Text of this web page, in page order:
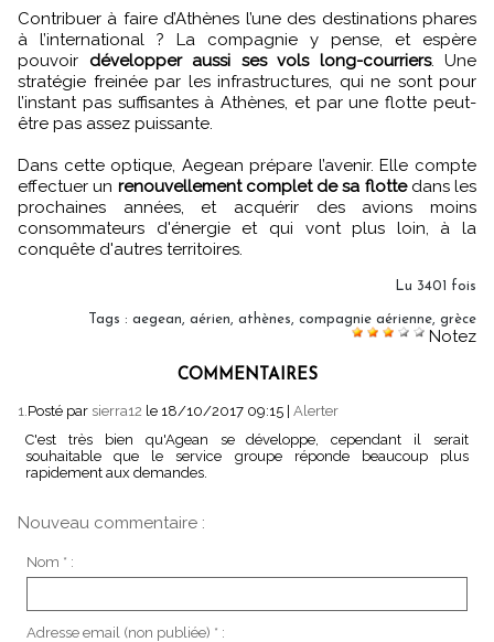
Contribuer à faire d’Athènes l’une des destinations phares
à l’international ? La compagnie y pense, et espère
pouvoir développer aussi ses vols long-courriers. Une
stratégie freinée par les infrastructures, qui ne sont pour
l’instant pas suffisantes à Athènes, et par une flotte peut-
être pas assez puissante.
Dans cette optique, Aegean prépare l’avenir. Elle compte
effectuer un renouvellement complet de sa flottedans les
prochaines années, et acquérir des avions moins
consommateurs d'énergie et qui vont plus loin, à la
conquête d'autres territoires.
Lu 3401 fois
Tags : aegean aérien athènes compagnie aérienne grèce
Notez
COMMENTAIRES
1. Posté par sierra12 le 18/10/2017 09:15 | Alerter
C'est très bien qu'Agean se développe, cependant il serait
souhaitable que le service groupe réponde beaucoup plus
rapidement aux demandes.
Nouveau commentaire :
Nom * :
Adresse email (non publiée) * :